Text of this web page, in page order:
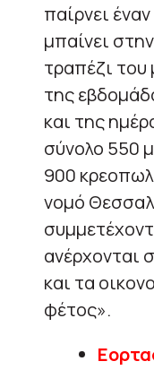
παίρνει
μπαίνει
τραπέζι του
της
και της
σύνολο 550
900
νομό
ανέρχονται
και τα
φέτος».